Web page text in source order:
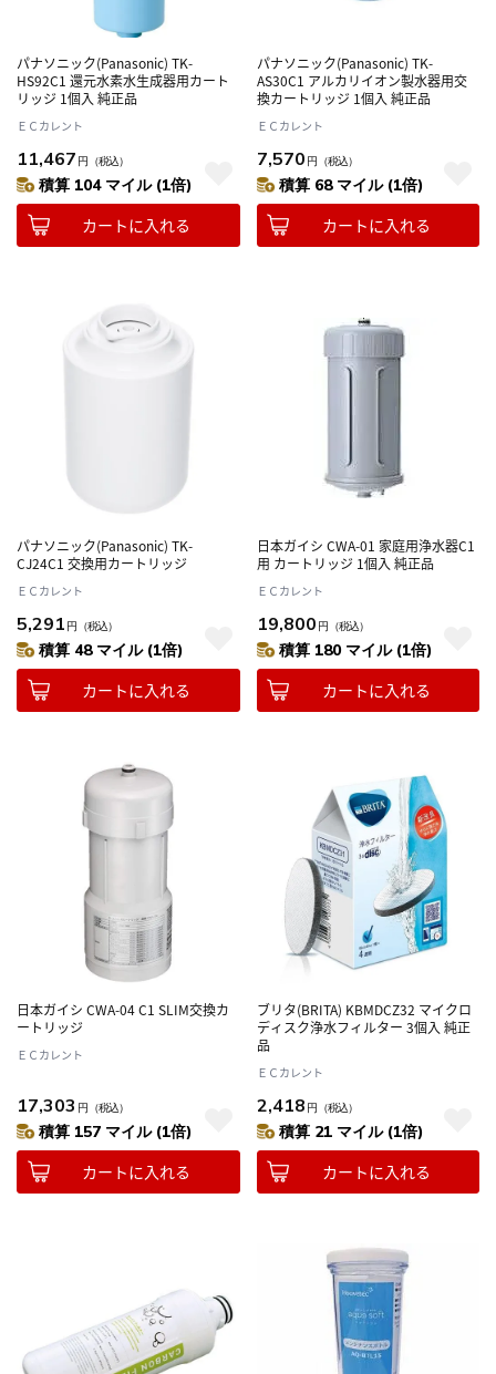
パナソニック(Panasonic) TK-
HS92C1 還元水素水生成器用カート
リッジ 1個入 純正品
ＥＣカレント
11,467 円 （税込）
積算 104 マイル (1倍)
カートに入れる
パナソニック(Panasonic) TK-
AS30C1 アルカリイオン製水器用交
換カートリッジ 1個入 純正品
ＥＣカレント
7,570 円 （税込）
積算 68 マイル (1倍)
カートに入れる
パナソニック(Panasonic) TK-
CJ24C1 交換用カートリッジ
ＥＣカレント
5,291 円 （税込）
積算 48 マイル (1倍)
カートに入れる
日本ガイシ CWA-01 家庭用浄水器C1
用 カートリッジ 1個入 純正品
ＥＣカレント
19,800 円 （税込）
積算 180 マイル (1倍)
カートに入れる
日本ガイシ CWA-04 C1 SLIM交換カ
ートリッジ
ＥＣカレント
17,303 円 （税込）
積算 157 マイル (1倍)
カートに入れる
ブリタ(BRITA) KBMDCZ32 マイクロ
ディスク浄水フィルター 3個入 純正
品
ＥＣカレント
2,418 円 （税込）
積算 21 マイル (1倍)
カートに入れる